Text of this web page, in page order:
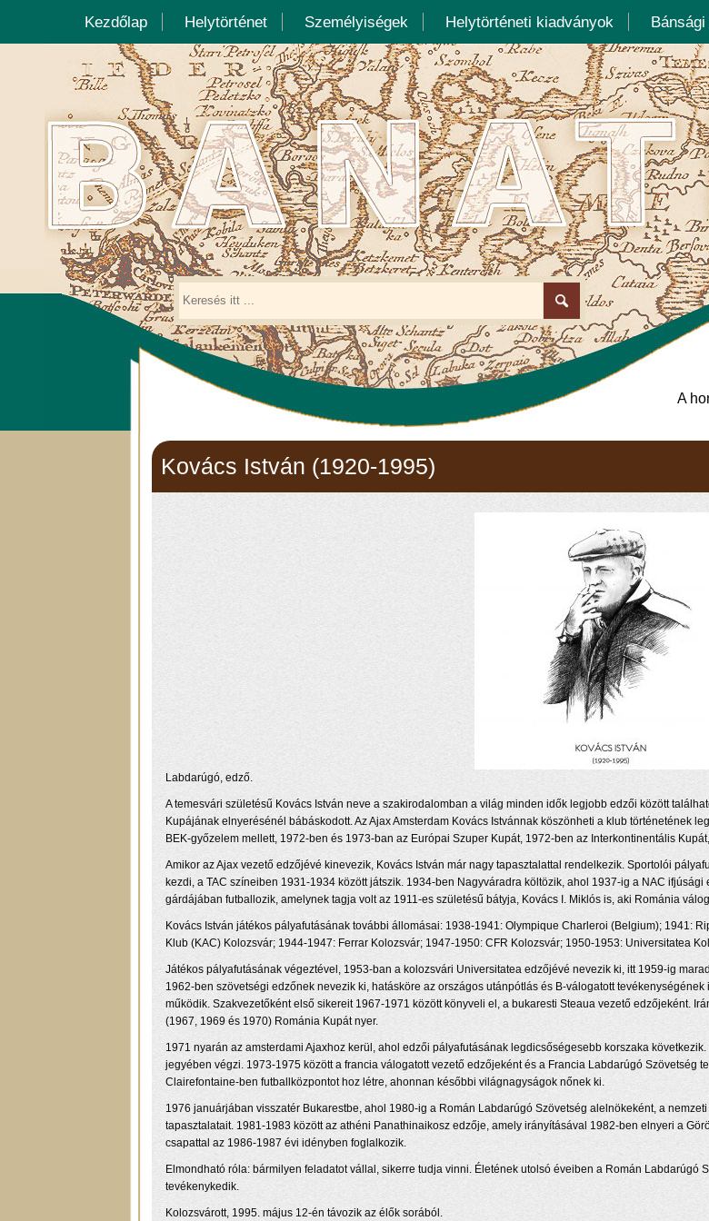
Kezdőlap Helytörténet Személyiségek Helytörténeti kiadványok
A
Kovács István (1920-1995)
Labdarúgó, edző.
A temesvári születésű Kovács István neve a szakirodalomban a világ minden idők legjobb edzői között
Kupájának elnyerésénél bábáskodott. Az Ajax Amsterdam Kovács Istvánnak köszönheti a klub történetének
BEK-győzelem mellett, 1972-ben és 1973-ban az Európai Szuper Kupát, 1972-ben az Interkontinentális
Amikor az Ajax vezető edzőjévé kinevezik, Kovács István már nagy tapasztalattal rendelkezik. Sportolói
kezdi, a TAC színeiben 1931-1934 között játszik. 1934-ben Nagyváradra költözik, ahol 1937-ig a NAC
gárdájában futballozik, amelynek tagja volt az 1911-es születésű bátyja, Kovács I. Miklós is, aki Románia
Kovács István játékos pályafutásának további állomásai: 1938-1941: Olympique Charleroi (Belgium); 1941:
Klub (KAC) Kolozsvár; 1944-1947: Ferrar Kolozsvár; 1947-1950: CFR Kolozsvár; 1950-1953: Universitatea
Játékos pályafutásának végeztével, 1953-ban a kolozsvári Universitatea edzőjévé nevezik ki, itt 1959-ig
1962-ben szövetségi edzőnek nevezik ki, hatásköre az országos utánpótlás és B-válogatott
működik. Szakvezetőként első sikereit 1967-1971 között könyveli el, a bukaresti Steaua vezető edzőjeként.
(1967, 1969 és 1970) Románia Kupát nyer.
1971 nyarán az amsterdami Ajaxhoz kerül, ahol edzői pályafutásának legdicsőségesebb korszaka
jegyében végzi. 1973-1975 között a francia válogatott vezető edzőjeként és a Francia Labdarúgó Szövetség
Clairefontaine-ben futballközpontot hoz létre, ahonnan későbbi világnagyságok nőnek ki.
1976 januárjában visszatér Bukarestbe, ahol 1980-ig a Román Labdarúgó Szövetség alelnökeként, a
tapasztalatait. 1981-1983 között az athéni Panathinaikosz edzője, amely irányításával 1982-ben elnyeri a
csapattal az 1986-1987 évi idényben foglalkozik.
Elmondható róla: bármilyen feladatot vállal, sikerre tudja vinni. Életének utolsó éveiben a Román Labdarúgó
tevékenykedik.
Kolozsvárott, 1995. május 12-én távozik az élők sorából.